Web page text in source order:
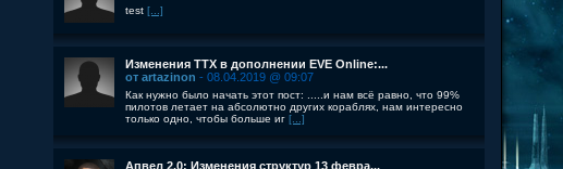
test [...]
Изменения ТТХ в дополнении EVE Online:...
от artazinon - 08.04.2019 @ 09:07
Как нужно было начать этот пост: .....и нам всё равно, что 99%
пилотов летает на абсолютно других кораблях, нам интересно
только одно, чтобы больше иг [...]
Апвел 2.0: Изменения структур 13 февра...